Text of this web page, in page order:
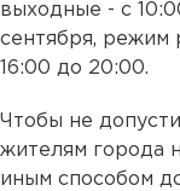
выходные - с
сентября, режим
16:00 до 20:00.
Чтобы не
жителям города
иным способом